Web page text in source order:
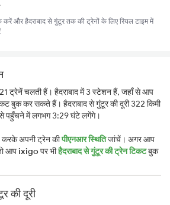
और हैदराबाद से गुंटूर तक की ट्रेनों के लिए रियल टाइम में
ट्रेनें चलती हैं। हैदराबाद में 3 स्टेशन हैं, जहाँ से आप
बुक कर सकते हैं। हैदराबाद से गुंटूर की दूरी 322 किमी
पहुँचने में लगभग 3:29 घंटे लगेंगे।
करके अपनी ट्रेन कीपीएनआर स्थितिजांचें। अगर आप
आपixigoपर भीहैदराबाद से गुंटूर की ट्रेन टिकटबुक
की दूरी